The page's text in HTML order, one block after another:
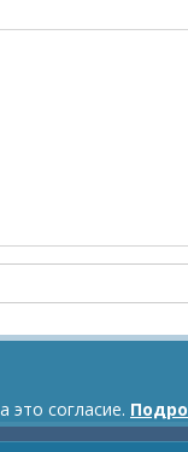
это согласие.